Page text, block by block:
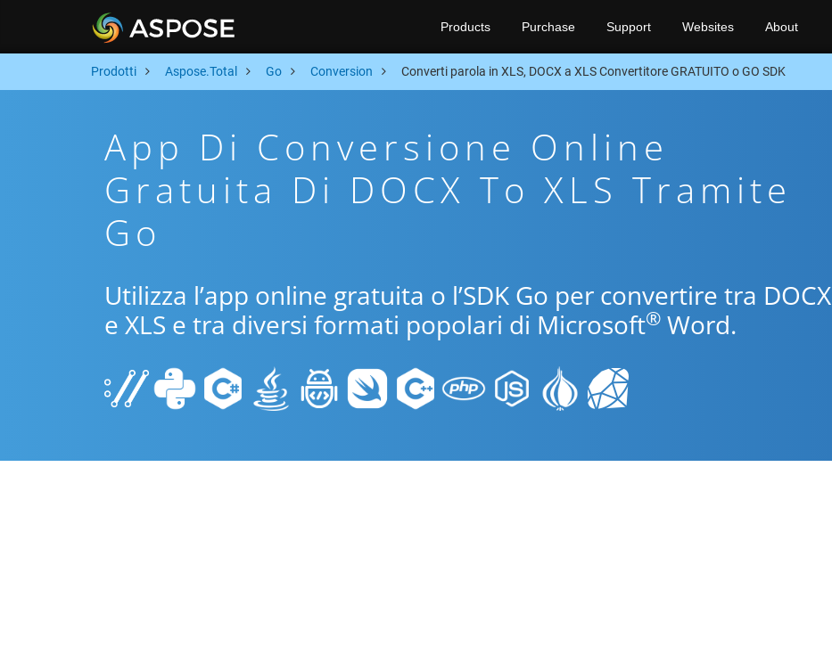
Products Purchase Support Websites About
Prodotti Aspose.Total Go Conversion Converti parola in XLS, DOCX a XLS Convertitore GRATUITO o GO SDK
App Di Conversione Online
Gratuita Di DOCX To XLS Tramite
Go
Utilizza l’app online gratuita o l’SDK Go per convertire tra DOCX
e XLS e tra diversi formati popolari di Microsoft® Word.